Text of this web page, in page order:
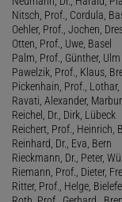
Nitsch, Prof., Cordula,
Oehler, Prof., Jochen,
Otten, Prof., Uwe, Basel
Palm, Prof., Günther, Ulm
Pawelzik, Prof., Klaus,
Pickenhain, Prof., Lothar,
Ravati, Alexander,
Reichel, Dr., Dirk, Lübeck
Reichert, Prof., Heinrich,
Reinhard, Dr., Eva, Bern
Rieckmann, Dr., Peter,
Riemann, Prof., Dieter,
Ritter, Prof., Helge,